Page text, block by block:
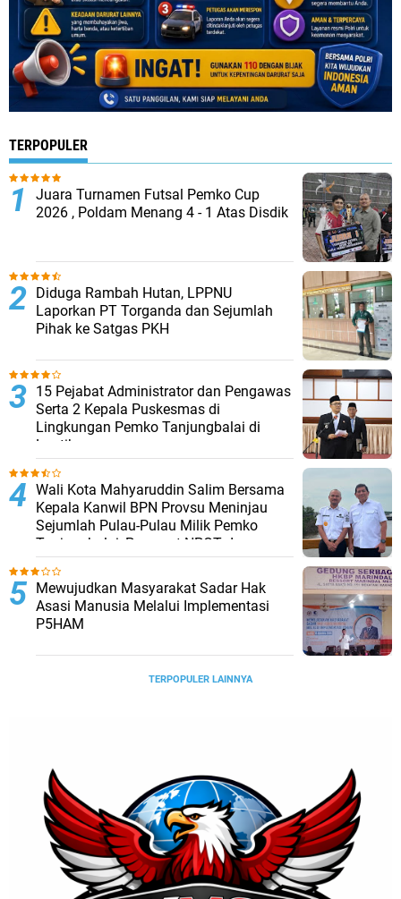
TERPOPULER
Juara Turnamen Futsal Pemko Cup
2026 , Poldam Menang 4 - 1 Atas Disdik
Diduga Rambah Hutan, LPPNU
Laporkan PT Torganda dan Sejumlah
Pihak ke Satgas PKH
15 Pejabat Administrator dan Pengawas
Serta 2 Kepala Puskesmas di
Lingkungan Pemko Tanjungbalai di
Lantik
Wali Kota Mahyaruddin Salim Bersama
Kepala Kanwil BPN Provsu Meninjau
Sejumlah Pulau-Pulau Milik Pemko
Tanjungbalai, Percepat NPGT dan
Sertifikasi Aset
Mewujudkan Masyarakat Sadar Hak
Asasi Manusia Melalui Implementasi
P5HAM
TERPOPULER LAINNYA